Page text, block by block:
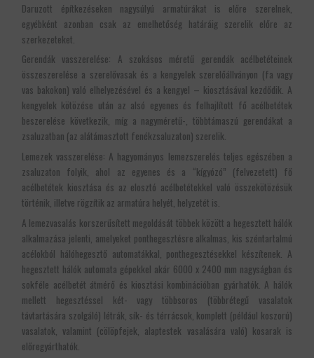
Daruzott építkezéseken nagysúlyú armatúrákat is előre szerelnek,
egyébként azonban csak az emelhetőség határáig szerelik előre az
szerkezeteket.
Gerendák vasszerelése: A szokásos méretű gerendák acélbetéteinek
összeszerelése a szerelővasak és a kengyelek szerelőállványon (fa vagy
vas bakokon) való elhelyezésével és a kengyel – kiosztásával kezdődik. A
kengyelek kötözése után az alsó egyenes és felhajlított fő acélbetétek
beszerelése következik, míg a nagyméretű-, többtámaszú gerendákat a
zsaluzatban (az alátámasztott fenékzsaluzaton) szerelik.
Lemezek vasszerelése: A hagyományos lemezszerelés teljes egészében a
zsaluzaton folyik, ahol az egyenes és a “kígyózó” (felvezetett) fő
acélbetétek kiosztása és az elosztó acélbetétekkel való összekötözésük
történik, illetve rögzítik az armatúra helyét, helyzetét is.
A lemezvasalás korszerűsített megoldását többek között a hegesztett hálók
alkalmazása jelenti, amelyeket ponthegesztésre alkalmas, kis széntartalmú
acélokból hálóhegesztő automatákkal, ponthegesztésekkel készítenek. A
hegesztett hálók automata gépekkel akár 6000 x 2400 mm nagyságban és
sokféle acélbetét átmérő és kiosztási kombinációban gyárhatók. A hálók
mellett hegesztéssel két- vagy többsoros (többrétegű vasalatok
távtartására szolgáló) létrák, sík- és térrácsok, komplett (például koszorú)
vasalatok, valamint (cölöpfejek, alaptestek vasalására való) kosarak is
előregyárthatók.